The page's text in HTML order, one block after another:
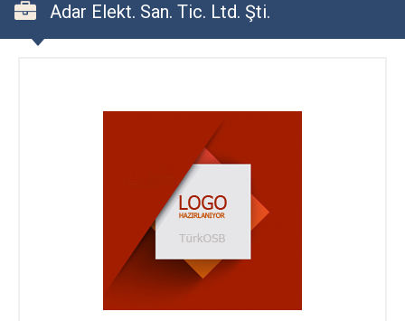
Adar Elekt. San. Tic. Ltd. Şti.